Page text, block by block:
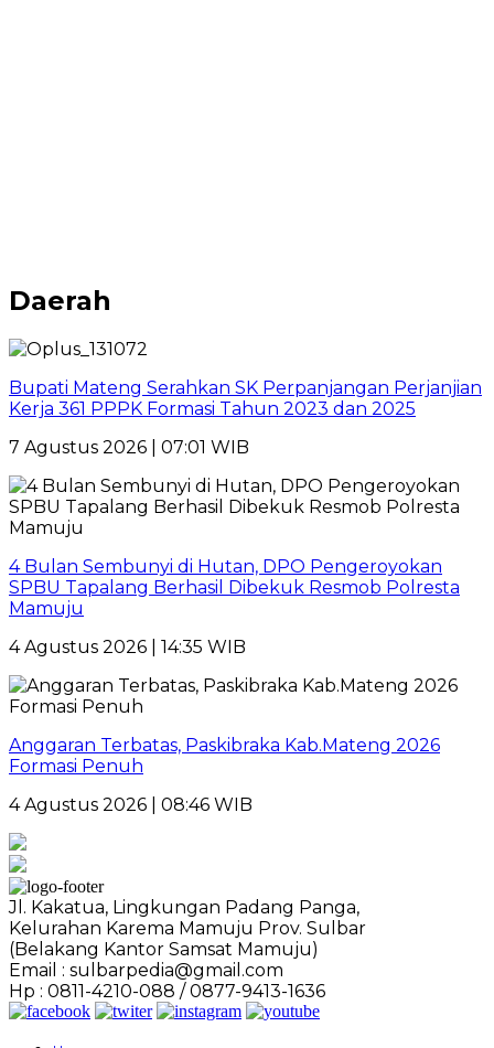
Daerah
Bupati Mateng Serahkan SK Perpanjangan Perjanjian
Kerja 361 PPPK Formasi Tahun 2023 dan 2025
7 Agustus 2026 | 07:01 WIB
4 Bulan Sembunyi di Hutan, DPO Pengeroyokan
SPBU Tapalang Berhasil Dibekuk Resmob Polresta
Mamuju
4 Agustus 2026 | 14:35 WIB
Anggaran Terbatas, Paskibraka Kab.Mateng 2026
Formasi Penuh
4 Agustus 2026 | 08:46 WIB
Jl. Kakatua, Lingkungan Padang Panga,
Kelurahan Karema Mamuju Prov. Sulbar
(Belakang Kantor Samsat Mamuju)
Email : sulbarpedia@gmail.com
Hp : 0811-4210-088 / 0877-9413-1636